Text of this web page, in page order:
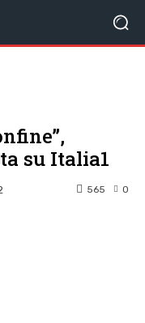
su Italia1
0
565